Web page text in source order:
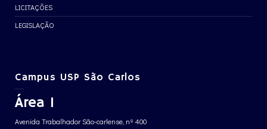
LICITAÇÕES
LEGISLAÇÃO
Campus USP São Carlos
Área 1
Avenida Trabalhador São-carlense, nº 400